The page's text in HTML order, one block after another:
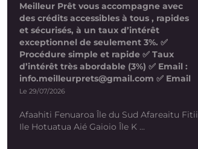
Meilleur Prêt vous accompagne avec
des crédits accessibles à tous , rapides
et sécurisés, à un taux d’intérêt
exceptionnel de seulement 3%. ✅
Procédure simple et rapide ✅ Taux
d’intérêt très abordable (3%) ✅ Email :
info.meilleurprets@gmail.com ✅ Email
Le 29/07/2026
Afaahiti Fenuaroa Île du Sud Afareaitu Fitii
Ile Hotuatua Aié Gaioio Île K ...